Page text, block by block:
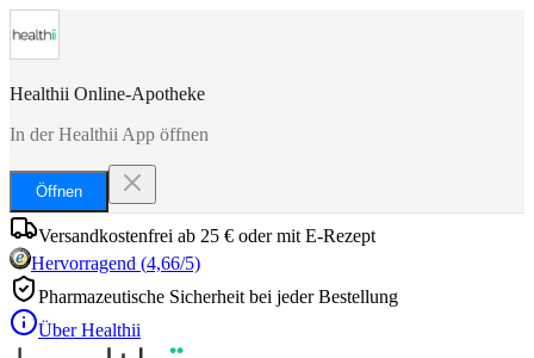
Healthii Online-Apotheke
In der Healthii App öffnen
Öffnen
Versandkostenfrei ab 25 € oder mit E-Rezept
Hervorragend (4,66/5)
Pharmazeutische Sicherheit bei jeder Bestellung
Über Healthii